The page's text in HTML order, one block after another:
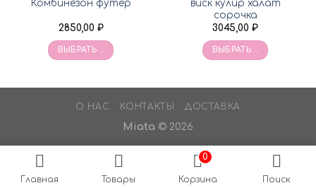
Комбинезон футер
2850,00 ₽
ВЫБРАТЬ ...
виск кулир халат
сорочка
3045,00 ₽
ВЫБРАТЬ ...
О НАС КОНТАКТЫ ДОСТАВКА
Miata © 2026
Главная Товары
0
Корзина Поиск